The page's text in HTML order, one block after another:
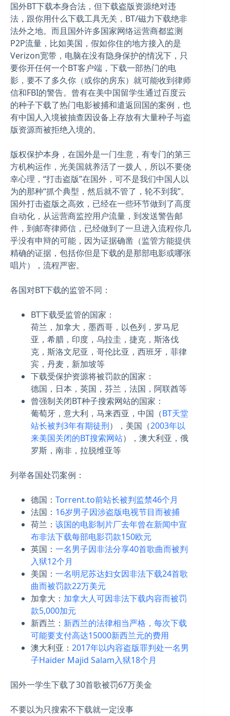
国外BT下载本身合法，但下载盗版资源绝对违
法，跟你用什么下载工具无关，BT/磁力下载绝非
法外之地。而且国外许多国家网络运营商都监测
P2P流量，比如美国，假如你住的地方接入的是
Verizon宽带，电脑在没有隐身保护的情况下，只
要你开任何一个BT客户端，下载一部热门的电
影，要不了多久你（或你的房东）就可能收到律师
信和FBI的警告。曾有在美中国留学生通过百度云
的种子下载了热门电影被捕和遣返回国的案例，也
有中国人入境被抽查因设备上存放有大量种子与盗
版资源而被拒绝入境的。
版权保护本身，在国外是一门生意，有专门的第三
方机构运作，光美国就养活了一拨人，所以不要侥
幸心理，“打击盗版”在国外，可不是我们中国人以
为的那种“抓个典型，然后就不管了，轮不到我”。
国外打击盗版之高效，已经在一些环节做到了高度
自动化，从运营商监控用户流量，到发送警告邮
件，到邮寄律师信，已经做到了一旦进入流程你几
乎没有申辩的可能，因为证据确凿（监管方能提供
精确的证据，包括你但是下载的是那部电影或哪张
唱片），流程严密。
各国对BT下载的监管不同：
BT下载受监管的国家：
荷兰，加拿大，墨西哥，以色列，罗马尼
亚，希腊，印度，乌拉圭，捷克，斯洛伐
克，斯洛文尼亚，哥伦比亚，西班牙，菲律
宾，丹麦，新加坡等
下载受保护资源将被罚款的国家：
德国，日本，英国，芬兰，法国，阿联酋等
曾强制关闭BT种子搜索网站的国家：
葡萄牙，意大利，马来西亚，中国（BT天堂
站长被判3年有期徒刑），美国（2003年以
来美国关闭的BT搜索网站），澳大利亚，俄
罗斯，南非，拉脱维亚等
列举各国处罚案例：
德国： Torrent.to前站长被判监禁46个月
法国： 16岁男子因涉盗版电视节目而被捕
荷兰： 该国的电影制片厂去年曾在新闻中宣
布非法下载每部电影罚款150欧元
英国： 一名男子因非法分享40首歌曲而被判
入狱12个月
美国： 一名明尼苏达妇女因非法下载24首歌
曲而被罚款22万美元
加拿大： 加拿大人可因非法下载内容而被罚
款5,000加元
新西兰： 新西兰的法律相当严格，每次下载
可能要支付高达15000新西兰元的费用
澳大利亚： 2017年以内容盗版罪判处一名男
子Haider Majid Salam入狱18个月
国外一学生下载了30首歌被罚67万美金
不要以为只搜索不下载就一定没事